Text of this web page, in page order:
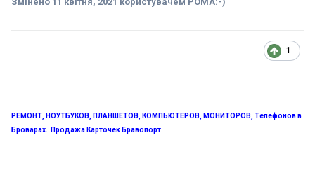
1
РЕМОНТ, НОУТБУКОВ, ПЛАНШЕТОВ, КОМПЬЮТЕРОВ, МОНИТОРОВ, Телефонов в
Броварах. Продажа Карточек Бравопорт.